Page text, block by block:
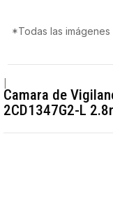
*Todas las
Camara de
2CD1347G2-L